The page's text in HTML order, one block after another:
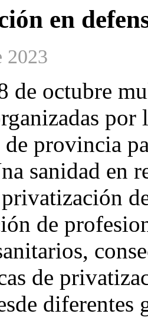
en
2023
de octubre
por
de provincia
sanidad en
de
de
diferentes